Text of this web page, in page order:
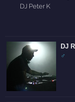
DJ
♂